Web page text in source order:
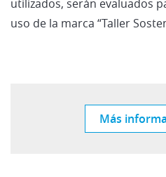
utilizados, serán evaluados
uso de la marca “Taller
Más